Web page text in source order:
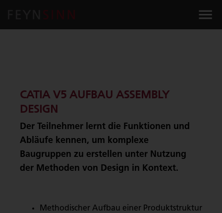
CATIA V5 AUFBAU ASSEMBLY
DESIGN
Der Teilnehmer lernt die Funktionen und
Abläufe kennen, um komplexe
Baugruppen zu erstellen unter Nutzung
der Methoden von Design in Kontext.
Methodischer Aufbau einer Produktstruktur